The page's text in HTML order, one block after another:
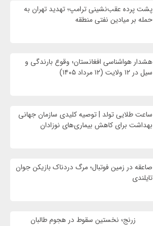
پشت پرده عقب‌نشینی ترامپ؛ تهدید تهران به
حمله بر ميادين نفتی منطقه
هشدار هواشناسی افغانستان؛ وقوع بارندگی و
سیل در ۱۲ ولایت (۱۲ مرداد ۱۴۰۵)
ساعت طلایی تولد | توصیه کلیدی سازمان جهانی
بهداشت برای کاهش بیماری‌های نوزادان
صاعقه در زمین فوتبال؛ مرگ دردناک بازیکن جوان
تایلندی
زرنج؛ نخستین سقوط در هجوم طالبان